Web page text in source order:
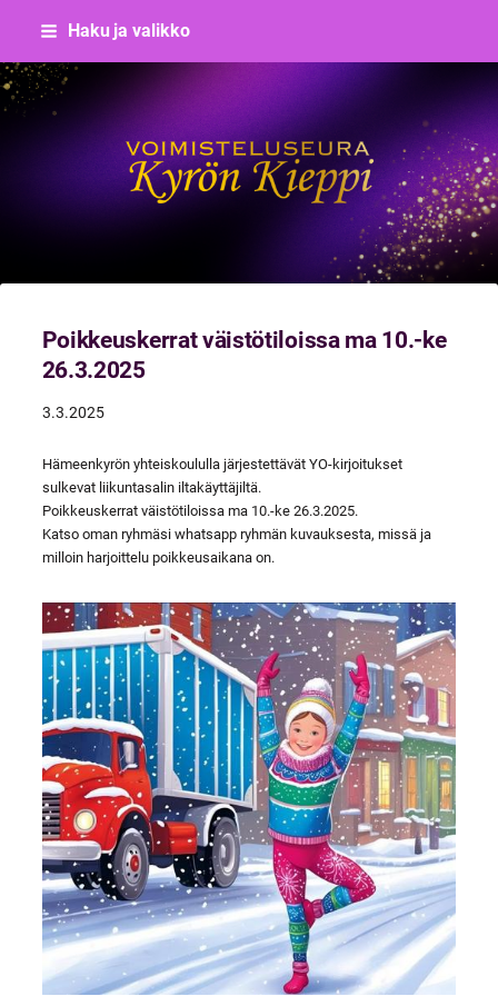
Siirry
sisältöön
Haku ja valikko
Voimisteluseura Kyrön Kieppi
Poikkeuskerrat väistötiloissa ma 10.-ke
26.3.2025
3.3.2025
Hämeenkyrön yhteiskoululla järjestettävät YO-kirjoitukset
sulkevat liikuntasalin iltakäyttäjiltä.
Poikkeuskerrat väistötiloissa ma 10.-ke 26.3.2025.
Katso oman ryhmäsi whatsapp ryhmän kuvauksesta, missä ja
milloin harjoittelu poikkeusaikana on.